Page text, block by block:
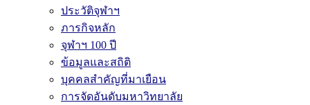
ประวัติจุฬาฯ
ภารกิจหลัก
จุฬาฯ 100 ปี
ข้อมูลและสถิติ
บุคคลสำคัญที่มาเยือน
การจัดอันดับมหาวิทยาลัย